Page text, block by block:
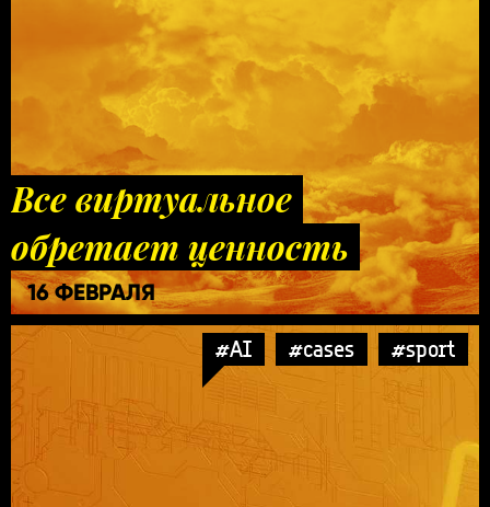
Все виртуальное
обретает ценность
16 ФЕВРАЛЯ
#AI #cases #sport